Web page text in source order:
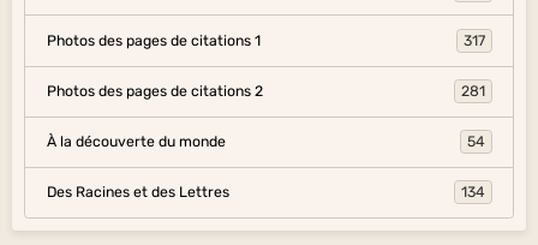
Photos des pages de citations 1 317
Photos des pages de citations 2 281
À la découverte du monde 54
Des Racines et des Lettres 134